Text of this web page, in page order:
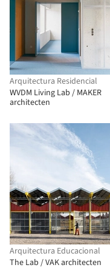
Arquitectura Residencial
WVDM Living Lab / MAKER
architecten
Arquitectura Educacional
The Lab / VAK architecten